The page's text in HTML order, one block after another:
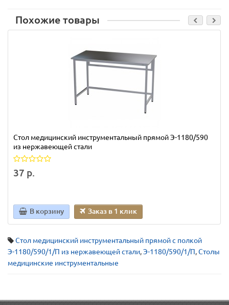
Похожие товары
Стол медицинский инструментальный прямой Э-1180/590
из нержавеющей стали
37 р.
В корзину Заказ в 1 клик
Стол медицинский инструментальный прямой с полкой
Э-1180/590/1/П из нержавеющей стали,Э-1180/590/1/П,Столы
медицинские инструментальные